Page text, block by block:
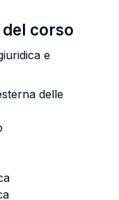
corso
e
delle